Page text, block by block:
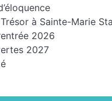
à Sainte-Marie
2026
2027